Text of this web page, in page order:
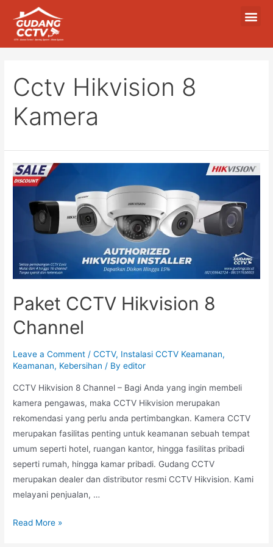
Cctv Hikvision 8
Kamera
Paket CCTV Hikvision 8
Channel
Leave a Comment /CCTV, Instalasi CCTV Keamanan,
Keamanan, Kebersihan / Byeditor
CCTV Hikvision 8 Channel – Bagi Anda yang ingin membeli
kamera pengawas, maka CCTV Hikvision merupakan
rekomendasi yang perlu anda pertimbangkan. Kamera CCTV
merupakan fasilitas penting untuk keamanan sebuah tempat
umum seperti hotel, ruangan kantor, hingga fasilitas pribadi
seperti rumah, hingga kamar pribadi. Gudang CCTV
merupakan dealer dan distributor resmi CCTV Hikvision. Kami
melayani penjualan, …
Read More »